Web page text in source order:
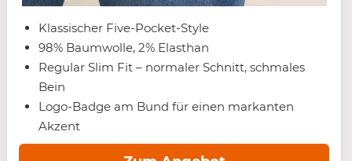
Klassischer Five-Pocket-Style
98% Baumwolle, 2% Elasthan
Regular Slim Fit – normaler Schnitt, schmales
Bein
Logo-Badge am Bund für einen markanten
Akzent